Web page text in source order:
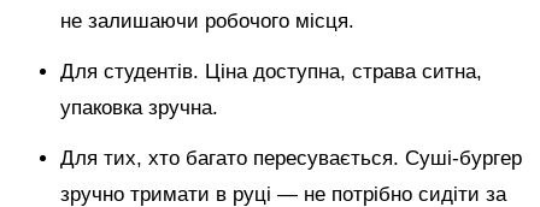
не залишаючи робочого місця.
Для студентів. Ціна доступна, страва ситна,
упаковка зручна.
Для тих, хто багато пересувається. Суші-бургер
зручно тримати в руці — не потрібно сидіти за